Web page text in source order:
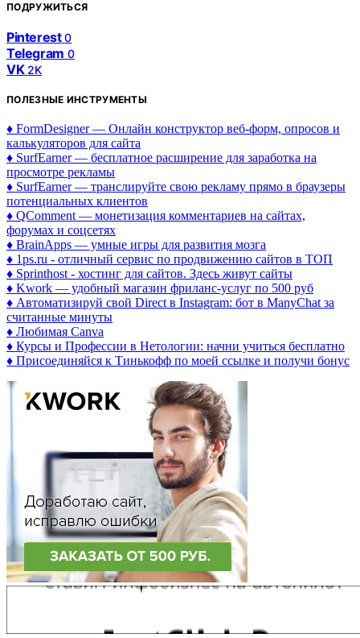
ПОДРУЖИТЬСЯ
Pinterest 0
Telegram 0
VK 2K
ПОЛЕЗНЫЕ ИНСТРУМЕНТЫ
♦ FormDesigner — Онлайн конструктор веб-форм, опросов и
калькуляторов для сайта
♦ SurfEarner — бесплатное расширение для заработка на
просмотре рекламы
♦ SurfEarner — транслируйте свою рекламу прямо в браузеры
потенциальных клиентов
♦ QComment — монетизация комментариев на сайтах,
форумах и соцсетях
♦ BrainApps — умные игры для развития мозга
♦ 1ps.ru - отличный сервис по продвижению сайтов в ТОП
♦ Sprinthost - хостинг для сайтов. Здесь живут сайты
♦ Kwork — удобный магазин фриланс-услуг по 500 руб
♦ Автоматизируй свой Direct в Instagram: бот в ManyChat за
считанные минуты
♦ Любимая Canva
♦ Курсы и Профессии в Нетологии: начни учиться бесплатно
♦ Присоединяйся к Тинькофф по моей ссылке и получи бонус